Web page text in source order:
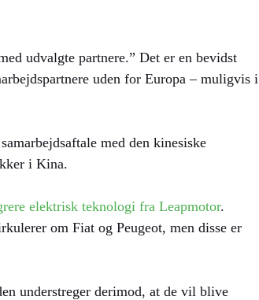
udvalgte partnere.” Det er en bevidst
uden for Europa – muligvis i
med den kinesiske
i Kina.
elektrisk teknologi fra Leapmotor.
om Fiat og Peugeot, men disse er
understreger derimod, at de vil blive